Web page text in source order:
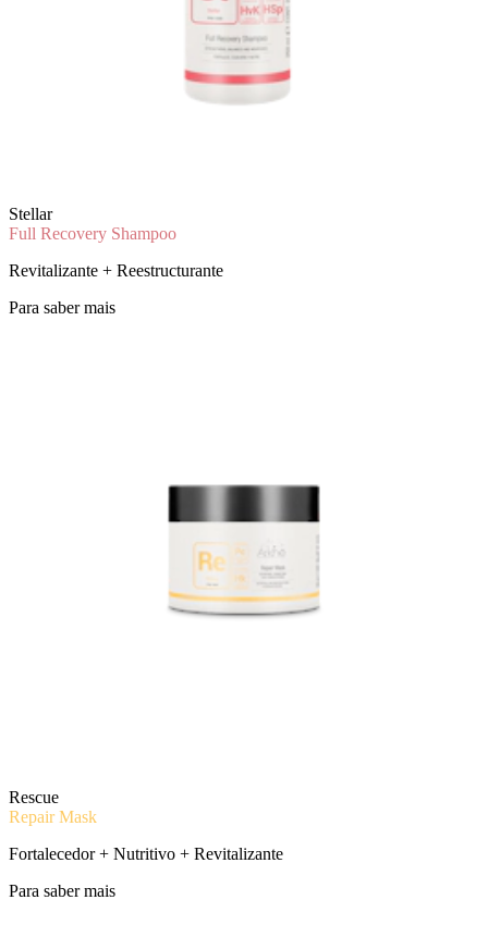
Stellar
Full Recovery Shampoo
Revitalizante + Reestructurante
Para saber mais
Rescue
Repair Mask
Fortalecedor + Nutritivo + Revitalizante
Para saber mais